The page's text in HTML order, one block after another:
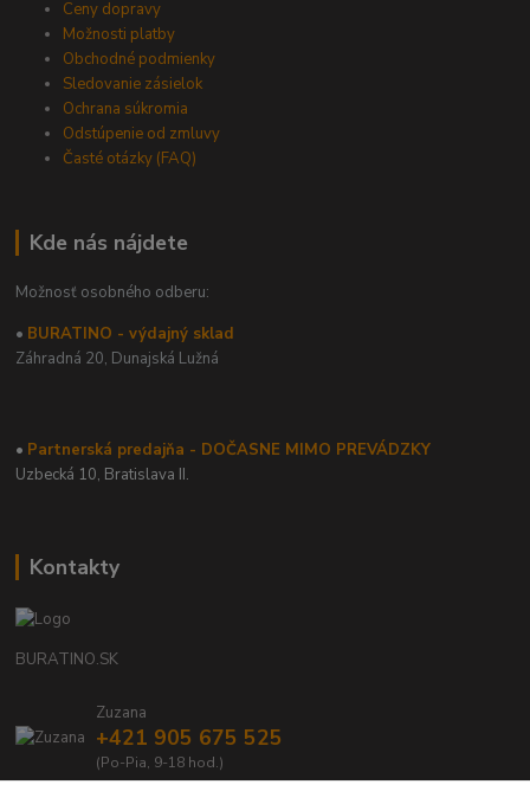
Ceny dopravy
Možnosti platby
Obchodné podmienky
Sledovanie zásielok
Ochrana súkromia
Odstúpenie od zmluvy
Časté otázky (FAQ)
Kde nás nájdete
Možnosť osobného odberu:
• BURATINO - výdajný sklad
Záhradná 20, Dunajská Lužná
• Partnerská predajňa - DOČASNE MIMO PREVÁDZKY
Uzbecká 10, Bratislava II.
Kontakty
BURATINO.SK
Zuzana
+421 905 675 525
(Po-Pia, 9-18 hod.)